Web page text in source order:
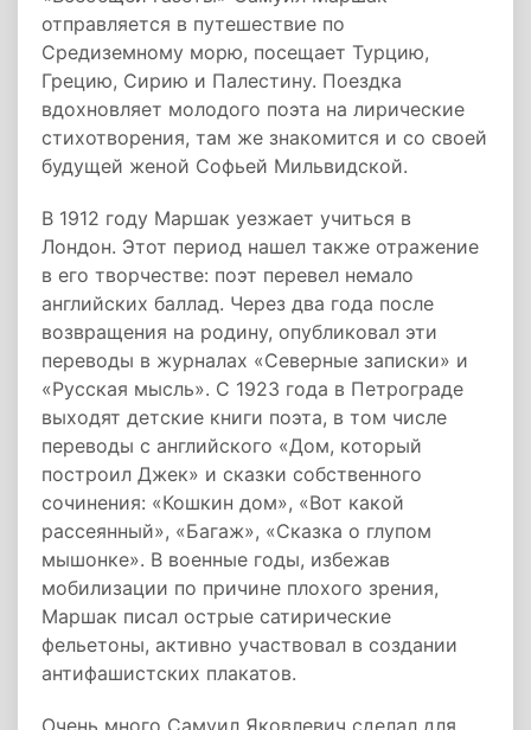
отправляется в путешествие по
Средиземному морю, посещает Турцию,
Грецию, Сирию и Палестину. Поездка
вдохновляет молодого поэта на лирические
стихотворения, там же знакомится и со своей
будущей женой Софьей Мильвидской.
В 1912 году Маршак уезжает учиться в
Лондон. Этот период нашел также отражение
в его творчестве: поэт перевел немало
английских баллад. Через два года после
возвращения на родину, опубликовал эти
переводы в журналах «Северные записки» и
«Русская мысль». С 1923 года в Петрограде
выходят детские книги поэта, в том числе
переводы с английского «Дом, который
построил Джек» и сказки собственного
сочинения: «Кошкин дом», «Вот какой
рассеянный», «Багаж», «Сказка о глупом
мышонке». В военные годы, избежав
мобилизации по причине плохого зрения,
Маршак писал острые сатирические
фельетоны, активно участвовал в создании
антифашистских плакатов.
Очень много Самуил Яковлевич сделал для